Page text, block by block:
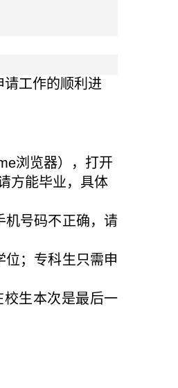
工作的顺利进
浏览器），打开
方能毕业，具体
机号码不正确，请
；专科生只需申
校生本次是最后一